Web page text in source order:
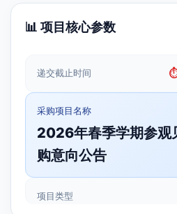
📊 项目核心参数
递交截止时间
采购项目名称
2026年春季学期参观
购意向公告
项目类型